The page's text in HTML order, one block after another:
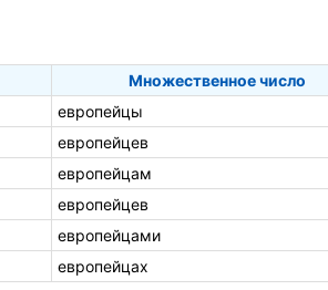
Множественное число
европейцы
европейцев
европейцам
европейцев
европейцами
европейцах